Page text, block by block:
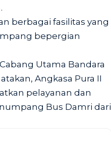
berbagai fasilitas yang
bepergian
Utama Bandara
Angkasa Pura II
pelayanan dan
Bus Damri dari